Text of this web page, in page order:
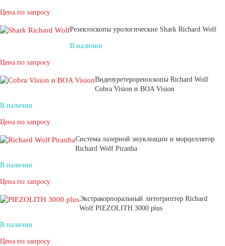
Цена по запросу
Резектоскопы урологические Shark Richard Wolf
В наличии
Цена по запросу
Видеоуретерореноскопы Richard Wolf
Cobra Vision и BOA Vision
В наличии
Цена по запросу
Система лазерной энуклеации и морцеллятор
Richard Wolf Piranha
В наличии
Цена по запросу
Экстракорпоральный литотриптер Richard
Wolf PIEZOLITH 3000 plus
В наличии
Цена по запросу